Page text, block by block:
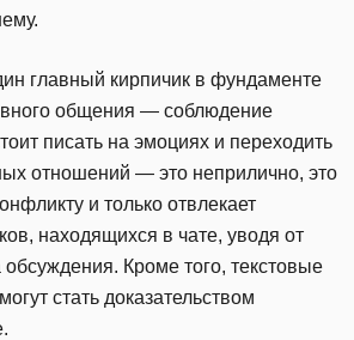
главный кирпичик в фундаменте
общения — соблюдение
писать на эмоциях и переходить
отношений — это неприлично, это
и только отвлекает
находящихся в чате, уводя от
Кроме того, текстовые
стать доказательством